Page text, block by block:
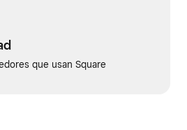
que usan Square